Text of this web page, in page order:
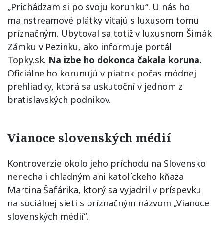
„Prichádzam si po svoju korunku“. U nás ho
mainstreamové plátky vítajú s luxusom tomu
príznačným. Ubytoval sa totiž v luxusnom Šimák
Zámku v Pezinku, ako informuje portál
Topky.sk. Na izbe ho dokonca čakala koruna.
Oficiálne ho korunujú v piatok počas módnej
prehliadky, ktorá sa uskutoční v jednom z
bratislavských podnikov.
Vianoce slovenských médií
Kontroverzie okolo jeho príchodu na Slovensko
nenechali chladným ani katolíckeho kňaza
Martina Šafárika, ktorý sa vyjadril v príspevku
na sociálnej sieti s príznačným názvom „Vianoce
slovenských médií“.